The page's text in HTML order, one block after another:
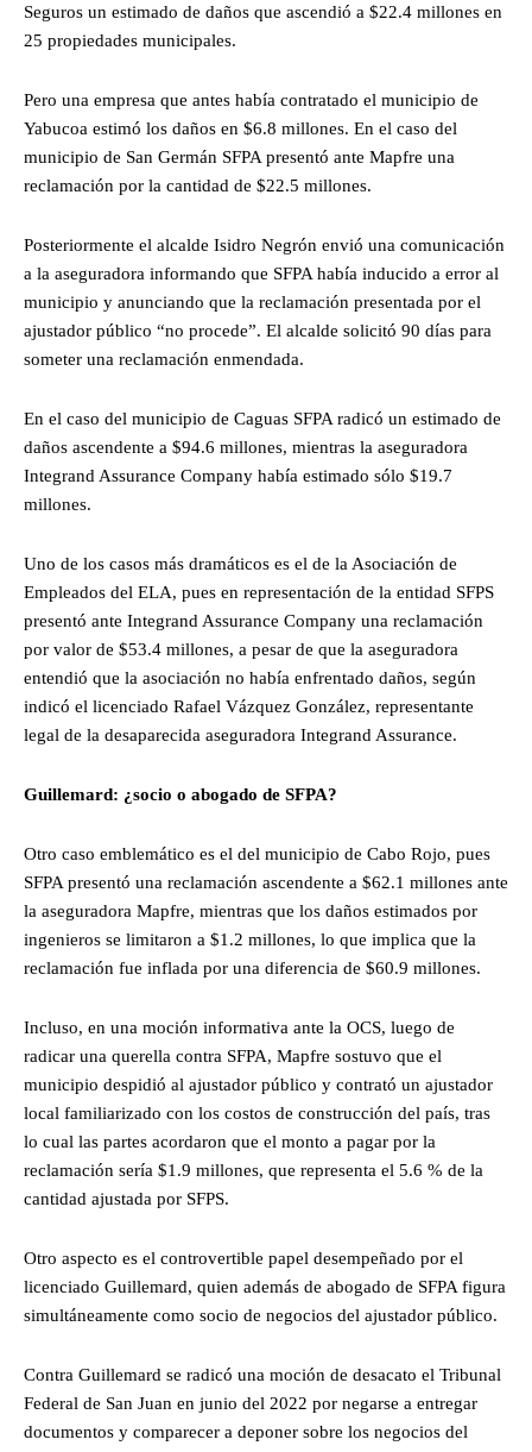
Seguros un estimado de daños que ascendió a $22.4 millones en
25 propiedades municipales.
Pero una empresa que antes había contratado el municipio de
Yabucoa estimó los daños en $6.8 millones. En el caso del
municipio de San Germán SFPA presentó ante Mapfre una
reclamación por la cantidad de $22.5 millones.
Posteriormente el alcalde Isidro Negrón envió una comunicación
a la aseguradora informando que SFPA había inducido a error al
municipio y anunciando que la reclamación presentada por el
ajustador público “no procede”. El alcalde solicitó 90 días para
someter una reclamación enmendada.
En el caso del municipio de Caguas SFPA radicó un estimado de
daños ascendente a $94.6 millones, mientras la aseguradora
Integrand Assurance Company había estimado sólo $19.7
millones.
Uno de los casos más dramáticos es el de la Asociación de
Empleados del ELA, pues en representación de la entidad SFPS
presentó ante Integrand Assurance Company una reclamación
por valor de $53.4 millones, a pesar de que la aseguradora
entendió que la asociación no había enfrentado daños, según
indicó el licenciado Rafael Vázquez González, representante
legal de la desaparecida aseguradora Integrand Assurance.
Guillemard: ¿socio o abogado de SFPA?
Otro caso emblemático es el del municipio de Cabo Rojo, pues
SFPA presentó una reclamación ascendente a $62.1 millones ante
la aseguradora Mapfre, mientras que los daños estimados por
ingenieros se limitaron a $1.2 millones, lo que implica que la
reclamación fue inflada por una diferencia de $60.9 millones.
Incluso, en una moción informativa ante la OCS, luego de
radicar una querella contra SFPA, Mapfre sostuvo que el
municipio despidió al ajustador público y contrató un ajustador
local familiarizado con los costos de construcción del país, tras
lo cual las partes acordaron que el monto a pagar por la
reclamación sería $1.9 millones, que representa el 5.6 % de la
cantidad ajustada por SFPS.
Otro aspecto es el controvertible papel desempeñado por el
licenciado Guillemard, quien además de abogado de SFPA figura
simultáneamente como socio de negocios del ajustador público.
Contra Guillemard se radicó una moción de desacato el Tribunal
Federal de San Juan en junio del 2022 por negarse a entregar
documentos y comparecer a deponer sobre los negocios del